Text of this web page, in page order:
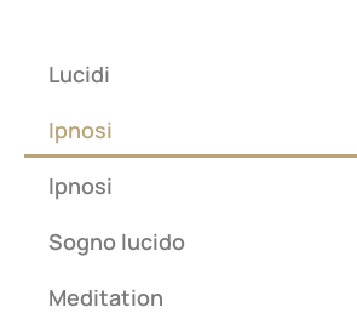
Lucidi
Ipnosi
Ipnosi
Sogno lucido
Meditation